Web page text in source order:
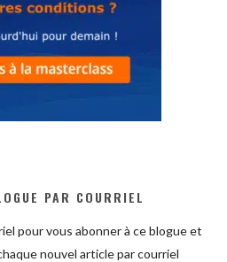
PAR COURRIEL
pour vous abonner à ce blogue et
nouvel article par courriel